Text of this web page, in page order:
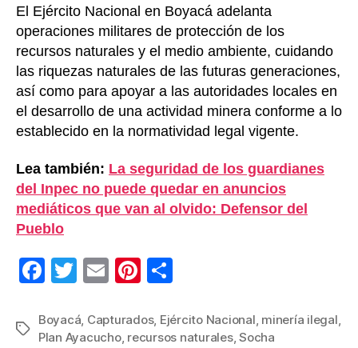
El Ejército Nacional en Boyacá adelanta
operaciones militares de protección de los
recursos naturales y el medio ambiente, cuidando
las riquezas naturales de las futuras generaciones,
así como para apoyar a las autoridades locales en
el desarrollo de una actividad minera conforme a lo
establecido en la normatividad legal vigente.
Lea también: La seguridad de los guardianes
del Inpec no puede quedar en anuncios
mediáticos que van al olvido: Defensor del
Pueblo
F
c
T
tt
E
ail
Pi
er m
Etiquetas
Boyacá Capturados, Ejército Nacional minería ilegal
Plan Ayacucho, recursos naturales,Socha